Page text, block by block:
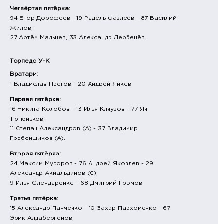
Четвёртая пятёрка:
94 Егор Дорофеев - 19 Радель Фазлеев - 87 Василий
Жилов;
27 Артём Мальцев, 33 Александр Дербенёв.
Торпедо У-К
Вратари:
1 Владислав Пестов - 20 Андрей Янков.
Первая пятёрка:
16 Никита Колобов - 13 Илья Кляузов - 77 Ян
Тютюньков;
11 Степан Александров (А) - 37 Владимир
Гребенщиков (А).
Вторая пятёрка:
24 Максим Мусоров - 76 Андрей Яковлев - 29
Александр Акмальдинов (С);
9 Илья Олендаренко - 68 Дмитрий Громов.
Третья пятёрка:
15 Александр Панченко - 10 Захар Пархоменко - 67
Эрик Алдабергенов;